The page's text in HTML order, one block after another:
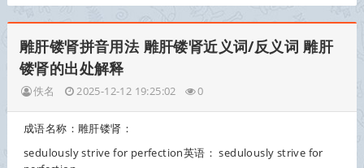
雕肝镂肾拼音用法 雕肝镂肾近义词/反义词 雕肝
镂肾的出处解释
佚名 2025-12-12 19:25:02 0
成语名称：雕肝镂肾：
sedulously strive for perfection英语： sedulously strive for